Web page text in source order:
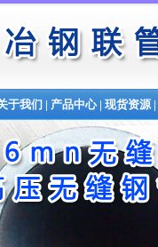
于我们 | 产品中心| 现货资源|